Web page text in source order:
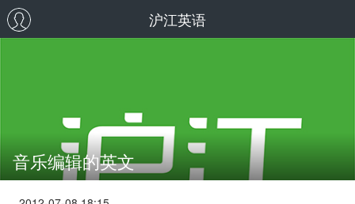
沪江英语
音乐编辑的英文